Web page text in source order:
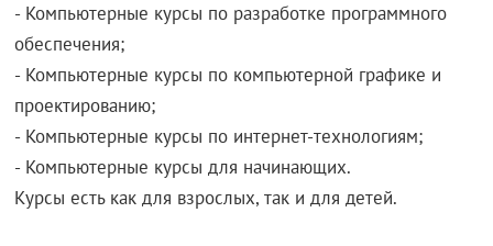
- Компьютерные курсы по разработке программного
обеспечения;
- Компьютерные курсы по компьютерной графике и
проектированию;
- Компьютерные курсы по интернет-технологиям;
- Компьютерные курсы для начинающих.
Курсы есть как для взрослых, так и для детей.